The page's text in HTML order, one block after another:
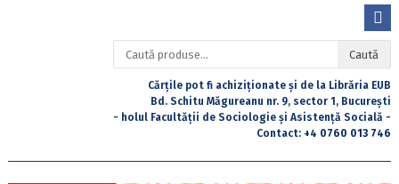
Caută
după:
Caută
Cărțile pot fi achiziționate și de la Librăria EUB
Bd. Schitu Măgureanu nr. 9, sector 1, București
- holul Facultății de Sociologie și Asistență Socială -
Contact: +4 0760 013 746